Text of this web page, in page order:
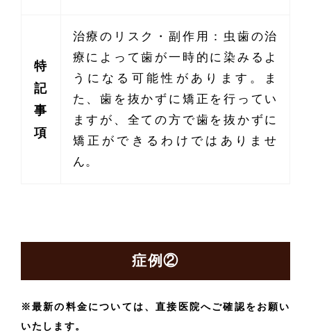
特
記
事
項
治療のリスク・副作用：虫歯の治
療によって歯が一時的に染みるよ
うになる可能性があります。ま
た、歯を抜かずに矯正を行ってい
ますが、全ての方で歯を抜かずに
矯正ができるわけではありませ
ん。
症例②
※最新の料金については、直接医院へご確認をお願い
いたします。